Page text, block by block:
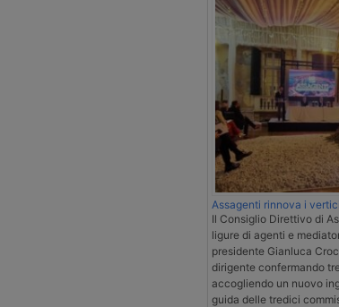
Assagenti rinnova i
Il Consiglio Direttivo di
ligure di agenti e
presidente Gianluca
dirigente confermando
accogliendo un nuovo
guida delle tredici